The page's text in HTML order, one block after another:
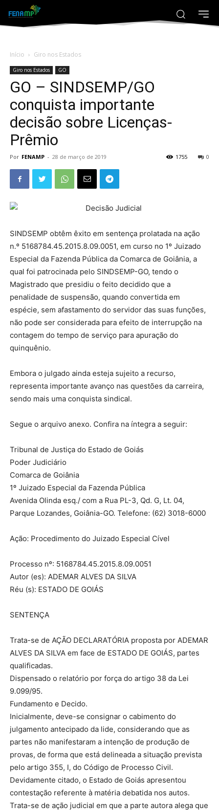
Início Giro nos Estados
Giro nos Estados GO
GO – SINDSEMP/GO
conquista importante
decisão sobre Licenças-
Prêmio
Por FENAMP - 28 de março de 2019 0
1755
SINDSEMP obtêm êxito em sentença prolatada na ação
n.º 5168784.45.2015.8.09.0051, em curso no 1º Juizado
Especial da Fazenda Pública da Comarca de Goiânia, a
qual foi patrocinada pelo SINDSEMP-GO, tendo o
Magistrado que presidiu o feito decidido que a
penalidade de suspensão, quando convertida em
espécie, sem afastamento do servidor das suas funções,
não pode ser considerada para efeito de interrupção na
contagem do tempo de serviço para apuração do
quinquênio.
Embora o julgado ainda esteja sujeito a recurso,
representa importante avanço nas questões da carreira,
sendo mais uma conquista sindical.
Segue o arquivo anexo. Confira na íntegra a seguir:
Tribunal de Justiça do Estado de Goiás
Poder Judiciário
Comarca de Goiânia
1º Juizado Especial da Fazenda Pública
Avenida Olinda esq./ com a Rua PL-3, Qd. G, Lt. 04,
Parque Lozandes, Goiânia-GO. Telefone: (62) 3018-6000
Ação: Procedimento do Juizado Especial Cível
Processo nº: 5168784.45.2015.8.09.0051
Autor (es): ADEMAR ALVES DA SILVA
Réu (s): ESTADO DE GOIÁS
SENTENÇA
Trata-se de AÇÃO DECLARATÓRIA proposta por ADEMAR
ALVES DA SILVA em face de ESTADO DE GOIÁS, partes
qualificadas.
Dispensado o relatório por força do artigo 38 da Lei
9.099/95.
Fundamento e Decido.
Inicialmente, deve-se consignar o cabimento do
julgamento antecipado da lide, considerando que as
partes não manifestaram a intenção de produção de
provas, de forma que está delineada a situação prevista
pelo artigo 355, I, do Código de Processo Civil.
Devidamente citado, o Estado de Goiás apresentou
contestação referente à matéria debatida nos autos.
Trata-se de ação judicial em que a parte autora alega que